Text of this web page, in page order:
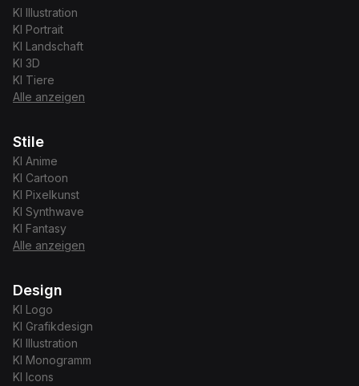
KI
Illustration
KI Portrait
KI Landschaft
KI 3D
KI Tiere
Alle anzeigen
Stile
KI Anime
KI Cartoon
KI Pixelkunst
KI Synthwave
KI Fantasy
Alle anzeigen
Design
KI Logo
KI Grafikdesign
KI
Illustration
KI Monogramm
KI
Icons